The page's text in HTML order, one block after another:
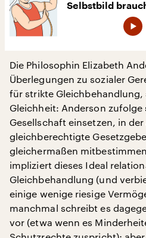
Selbstbild
Die Philosophin Elizabeth
Überlegungen zu sozialer
für strikte
Gleichheit: Anderson
Gesellschaft einsetzen, in
gleichberechtigte
gleichermaßen
impliziert dieses Ideal
Gleichbehandlung (und
einige wenige riesige
manchmal schreibt es
vor (etwa wenn es